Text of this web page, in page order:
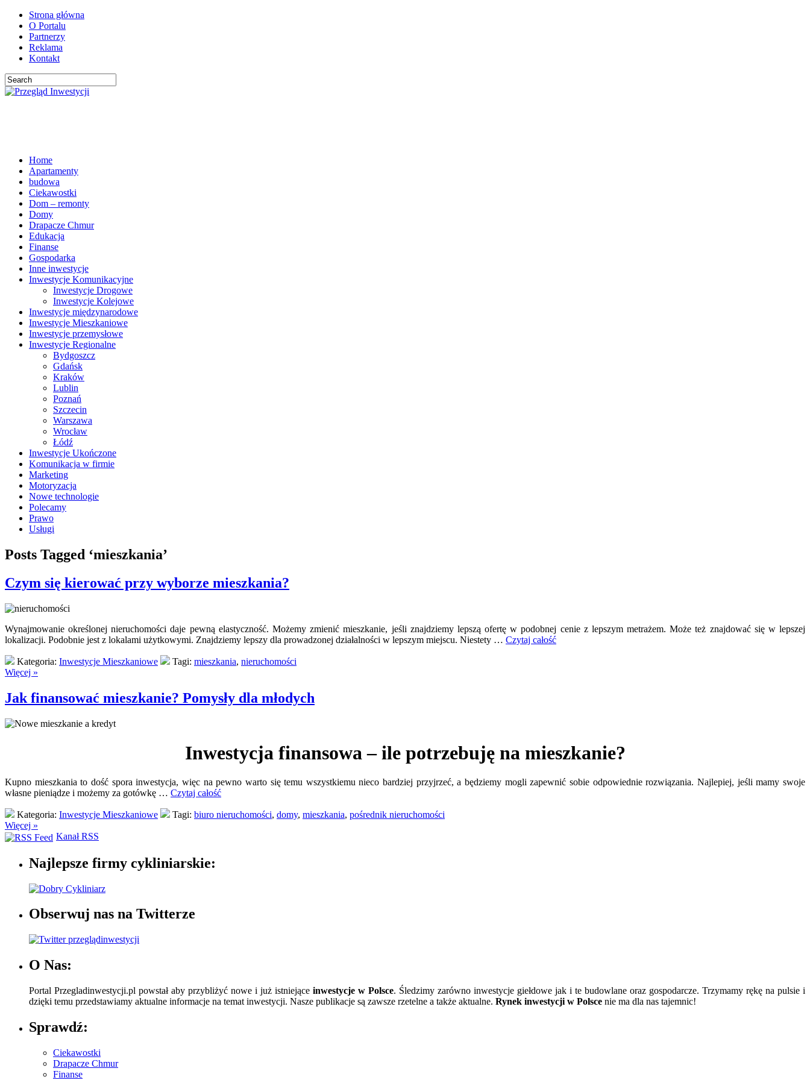
Strona główna
O Portalu
Partnerzy
Reklama
Kontakt
Home
Apartamenty
budowa
Ciekawostki
Dom – remonty
Domy
Drapacze Chmur
Edukacja
Finanse
Gospodarka
Inne inwestycje
Inwestycje Komunikacyjne
Inwestycje Drogowe
Inwestycje Kolejowe
Inwestycje międzynarodowe
Inwestycje Mieszkaniowe
Inwestycje przemysłowe
Inwestycje Regionalne
Bydgoszcz
Gdańsk
Kraków
Lublin
Poznań
Szczecin
Warszawa
Wrocław
Łódź
Inwestycje Ukończone
Komunikacja w firmie
Marketing
Motoryzacja
Nowe technologie
Polecamy
Prawo
Usługi
Posts Tagged ‘mieszkania’
Czym się kierować przy wyborze mieszkania?
Wynajmowanie określonej nieruchomości daje pewną elastyczność. Możemy zmienić mieszkanie, jeśli znajdziemy lepszą ofertę w podobnej cenie z lepszym metrażem. Może też znajdować się w lepszej
lokalizacji. Podobnie jest z lokalami użytkowymi. Znajdziemy lepszy dla prowadzonej działalności w lepszym miejscu. Niestety … Czytaj całość
Kategoria: Inwestycje Mieszkaniowe Tagi: mieszkania, nieruchomości
Więcej »
Jak finansować mieszkanie? Pomysły dla młodych
Inwestycja finansowa – ile potrzebuję na mieszkanie?
Kupno mieszkania to dość spora inwestycja, więc na pewno warto się temu wszystkiemu nieco bardziej przyjrzeć, a będziemy mogli zapewnić sobie odpowiednie rozwiązania. Najlepiej, jeśli mamy swoje
własne pieniądze i możemy za gotówkę … Czytaj całość
Kategoria: Inwestycje Mieszkaniowe Tagi: biuro nieruchomości, domy, mieszkania, pośrednik nieruchomości
Więcej »
Kanał RSS
Najlepsze firmy cykliniarskie:
Obserwuj nas na Twitterze
O Nas:
Portal Przegladinwestycji.pl powstał aby przybliżyć nowe i już istniejące inwestycje w Polsce. Śledzimy zarówno inwestycje giełdowe jak i te budowlane oraz gospodarcze. Trzymamy rękę na pulsie i
dzięki temu przedstawiamy aktualne informacje na temat inwestycji. Nasze publikacje są zawsze rzetelne a także aktualne. Rynek inwestycji w Polsce nie ma dla nas tajemnic!
Sprawdź:
Ciekawostki
Drapacze Chmur
Finanse